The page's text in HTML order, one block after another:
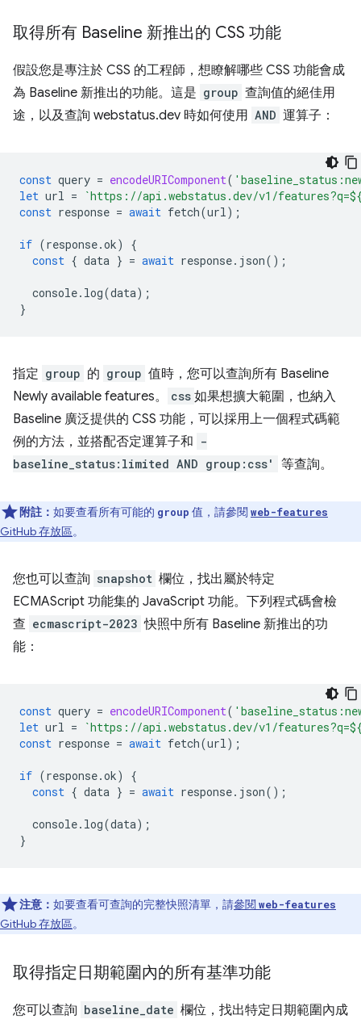
取得所有 Baseline 新推出的 CSS 功能
假設您是專注於 CSS 的工程師，想瞭解哪些 CSS 功能會成
為 Baseline 新推出的功能。這是 group 查詢值的絕佳用
途，以及查詢 webstatus.dev 時如何使用 AND 運算子：
const query = encodeURIComponent(
let url = `https://api.webstatus.dev/v1/features?q=
const response = await fetch(url);
if (response.ok)
{
const { data } = await response. json();
console. log(data);
}
指定 group 的 group 值時，您可以查詢所有 Baseline
Newly available features。
css 如果想擴大範圍，也納入
Baseline 廣泛提供的 CSS 功能，可以採用上一個程式碼範
例的方法，並搭配否定運算子和 -
baseline_status:limited AND group:css'
等查詢。
附註： 如要查看所有可能的 group 值，請參閱 web-features
GitHub 存放區。
您也可以查詢 snapshot 欄位，找出屬於特定
ECMAScript 功能集的 JavaScript 功能。下列程式碼會檢
查 ecmascript-2023 快照中所有 Baseline 新推出的功
能：
const query = encodeURIComponent(
let url = `https://api.webstatus.dev/v1/features?q=
const response = await fetch(url);
if (response.ok)
{
const { data } = await response. json();
console. log(data);
}
注意： 如要查看可查詢的完整快照清單，請參閱 web-features
GitHub 存放區。
取得指定日期範圍內的所有基準功能
您可以查詢 baseline_date 欄位，找出特定日期範圍內成